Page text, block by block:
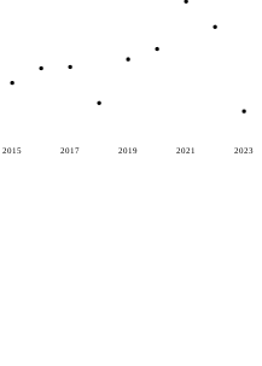
2015 2017 2019 2021 2023